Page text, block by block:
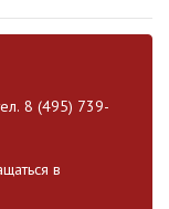
8 (495) 739-
в